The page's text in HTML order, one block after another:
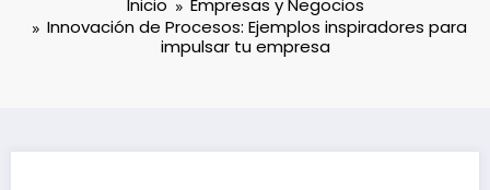
Inicio
Empresas y Negocios
Innovación de Procesos: Ejemplos inspiradores para
impulsar tu empresa